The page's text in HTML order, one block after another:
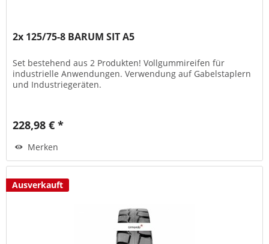
2x 125/75-8 BARUM SIT A5
Set bestehend aus 2 Produkten! Vollgummireifen für
industrielle Anwendungen. Verwendung auf Gabelstaplern
und Industriegeräten.
228,98 € *
Merken
Ausverkauft